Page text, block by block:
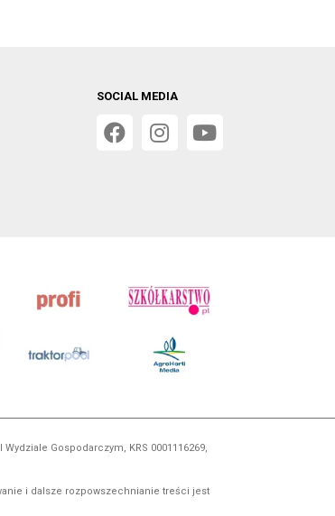
SOCIAL MEDIA
Gospodarczym, KRS 0001116269,
i dalsze rozpowszechnianie treści jest